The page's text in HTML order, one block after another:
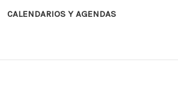
CALENDARIOS Y AGENDAS